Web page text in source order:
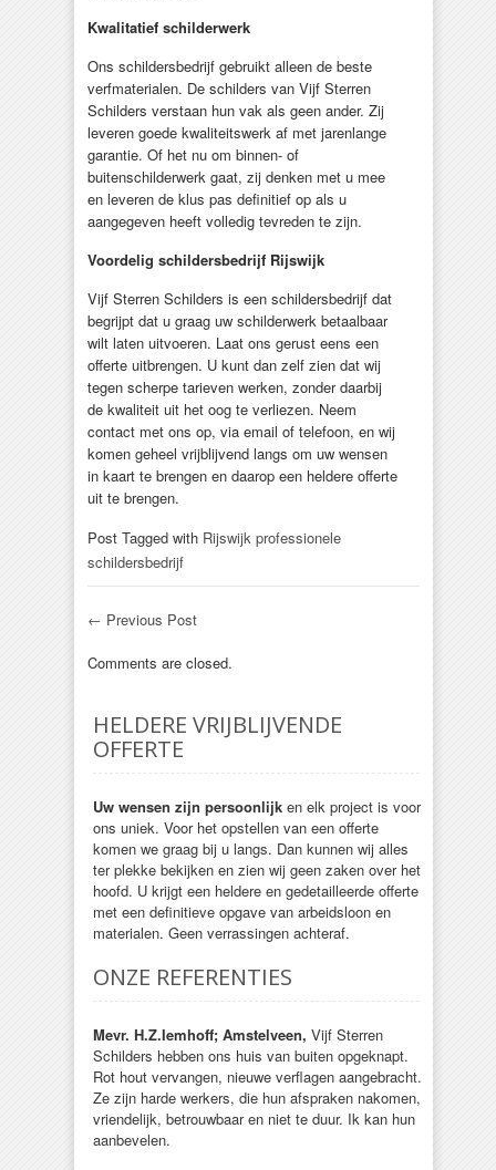
Kwalitatief schilderwerk
Ons schildersbedrijf gebruikt alleen de beste
verfmaterialen. De schilders van Vijf Sterren
Schilders verstaan hun vak als geen ander. Zij
leveren goede kwaliteitswerk af met jarenlange
garantie. Of het nu om binnen- of
buitenschilderwerk gaat, zij denken met u mee
en leveren de klus pas definitief op als u
aangegeven heeft volledig tevreden te zijn.
Voordelig schildersbedrijf Rijswijk
Vijf Sterren Schilders is een schildersbedrijf dat
begrijpt dat u graag uw schilderwerk betaalbaar
wilt laten uitvoeren. Laat ons gerust eens een
offerte uitbrengen. U kunt dan zelf zien dat wij
tegen scherpe tarieven werken, zonder daarbij
de kwaliteit uit het oog te verliezen. Neem
contact met ons op, via email of telefoon, en wij
komen geheel vrijblijvend langs om uw wensen
in kaart te brengen en daarop een heldere offerte
uit te brengen.
Post Tagged with Rijswijk professionele
schildersbedrijf
← Previous Post
Comments are closed.
HELDERE VRIJBLIJVENDE
OFFERTE
Uw wensen zijn persoonlijk en elk project is voor
ons uniek. Voor het opstellen van een offerte
komen we graag bij u langs. Dan kunnen wij alles
ter plekke bekijken en zien wij geen zaken over het
hoofd. U krijgt een heldere en gedetailleerde offerte
met een definitieve opgave van arbeidsloon en
materialen. Geen verrassingen achteraf.
ONZE REFERENTIES
Mevr. H.Z.Iemhoff; Amstelveen, Vijf Sterren
Schilders hebben ons huis van buiten opgeknapt.
Rot hout vervangen, nieuwe verflagen aangebracht.
Ze zijn harde werkers, die hun afspraken nakomen,
vriendelijk, betrouwbaar en niet te duur. Ik kan hun
aanbevelen.